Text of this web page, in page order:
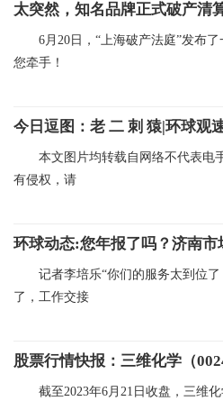
太突然，知名品牌正式破产清
6月20日，“上海破产法庭”发布
您牵手！
今日逗图：老 二 刺 猿|环球观
本文图片均转载自网络不代表电
有侵权，请
记者李培乐“你们的服务太到位
了，工作交接
截至2023年6月21日收盘，三维